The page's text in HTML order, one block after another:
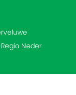
Neder